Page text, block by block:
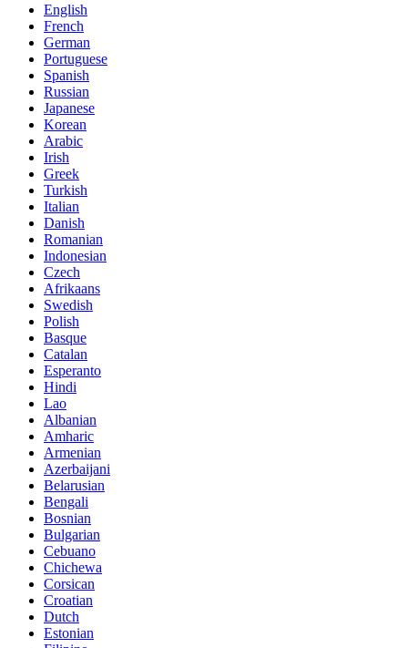
English
French
German
Portuguese
Spanish
Russian
Japanese
Korean
Arabic
Irish
Greek
Turkish
Italian
Danish
Romanian
Indonesian
Czech
Afrikaans
Swedish
Polish
Basque
Catalan
Esperanto
Hindi
Lao
Albanian
Amharic
Armenian
Azerbaijani
Belarusian
Bengali
Bosnian
Bulgarian
Cebuano
Chichewa
Corsican
Croatian
Dutch
Estonian